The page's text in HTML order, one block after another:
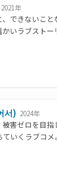
2021年
できないこ
いラブストー
서) 2024年
害ゼロを目
いくラブコメ。